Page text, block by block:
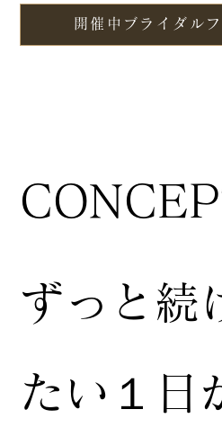
開催中ブライダル
ずっと続
たい１日